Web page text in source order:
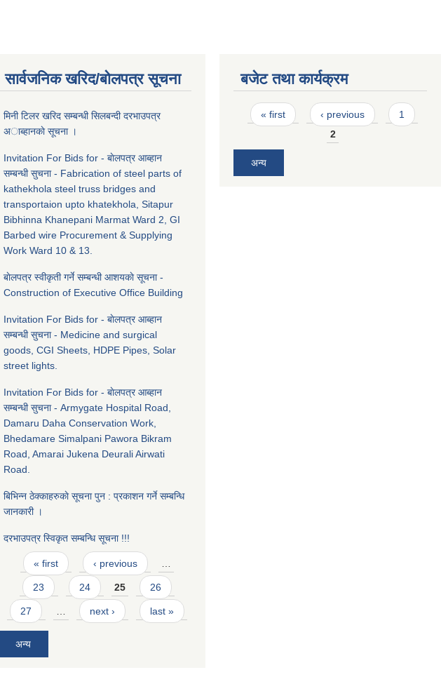
सार्वजनिक खरिद/बोलपत्र सूचना
मिनी टिलर खरिद सम्बन्धी सिलबन्दी दरभाउपत्र
अाब्हानकाे सूचना ।
Invitation For Bids for - बाेलपत्र आब्हान
सम्बन्धी सुचना - Fabrication of steel parts of
kathekhola steel truss bridges and
transportaion upto khatekhola, Sitapur
Bibhinna Khanepani Marmat Ward 2, GI
Barbed wire Procurement & Supplying
Work Ward 10 & 13.
बाेलपत्र स्वीकृती गर्ने सम्बन्धी आशयकाे सूचना -
Construction of Executive Office Building
Invitation For Bids for - बाेलपत्र आब्हान
सम्बन्धी सुचना - Medicine and surgical
goods, CGI Sheets, HDPE Pipes, Solar
street lights.
Invitation For Bids for - बाेलपत्र आब्हान
सम्बन्धी सुचना - Armygate Hospital Road,
Damaru Daha Conservation Work,
Bhedamare Simalpani Pawora Bikram
Road, Amarai Jukena Deurali Airwati
Road.
बिभिन्न ठेक्काहरुकाे सूचना पुन : प्रकाशन गर्ने सम्बन्धि
जानकारी ।
दरभाउपत्र स्विकृत सम्बन्धि सूचना !!!
Pages
« first ‹ previous
23 24 25 26
27 next › last »
अन्य
बजेट तथा कार्यक्रम
Pages
« first ‹ previous
1
2
अन्य